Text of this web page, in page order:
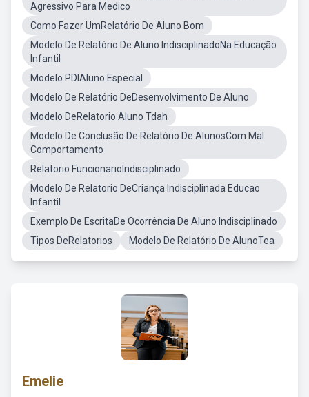
Agressivo Para Medico
Como Fazer UmRelatório De Aluno Bom
Modelo De Relatório De Aluno IndisciplinadoNa Educação
Infantil
Modelo PDIAluno Especial
Modelo De Relatório DeDesenvolvimento De Aluno
Modelo DeRelatorio Aluno Tdah
Modelo De Conclusão De Relatório De AlunosCom Mal
Comportamento
Relatorio FuncionarioIndisciplinado
Modelo De Relatorio DeCriança Indisciplinada Educao
Infantil
Exemplo De EscritaDe Ocorrência De Aluno Indisciplinado
Tipos DeRelatorios
Modelo De Relatório De AlunoTea
Emelie